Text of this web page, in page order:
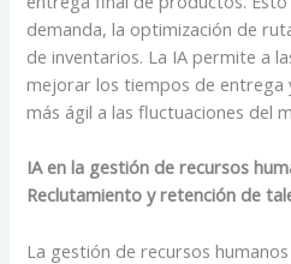
demanda, la optimización de
de inventarios. La IA permite a
mejorar los tiempos de entrega
más ágil a las fluctuaciones del
IA en la gestión de recursos
Reclutamiento y retención de
La gestión de recursos